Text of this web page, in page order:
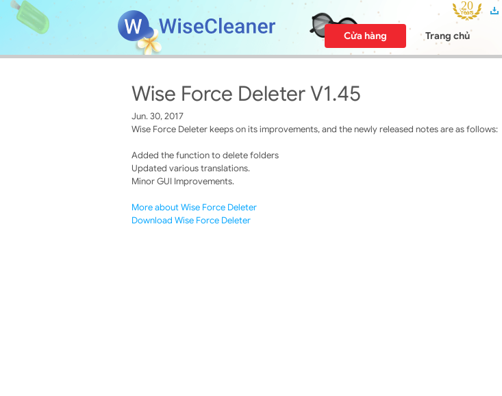
Cửa hàng Trang chủ
Wise Force Deleter V1.45
Jun. 30, 2017
Wise Force Deleter keeps on its improvements, and the newly released notes are as follows:
Added the function to delete folders
Updated various translations.
Minor GUI Improvements.
More about Wise Force Deleter
Download Wise Force Deleter